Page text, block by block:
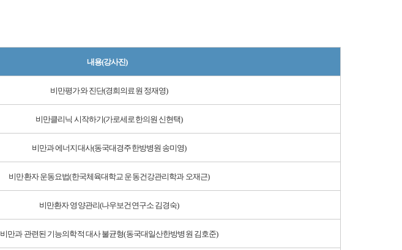
내용(강사진)
비만평가와 진단(경희의료원 정재영)
비만클리닉 시작하기(가로세로한의원 신현택)
비만과 에너지대사(동국대경주한방병원 송미영)
비만환자 운동요법(한국체육대학교 운동건강관리학과 오재근)
비만환자 영양관리(나우보건연구소 김경숙)
비만과 관련된 기능의학적 대사 불균형(동국대일산한방병원 김호준)